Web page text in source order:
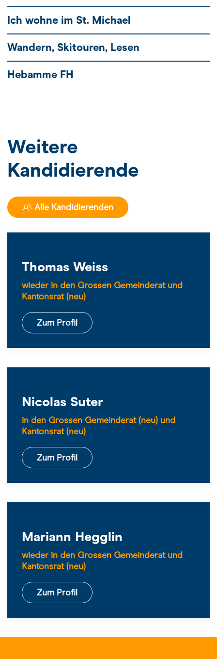
Ich wohne im St. Michael
Wandern, Skitouren, Lesen
Hebamme FH
Weitere
Kandidierende
Alle Kandidierenden
Thomas Weiss
wieder in den Grossen Gemeinderat und
Kantonsrat (neu)
Zum Profil
Nicolas Suter
in den Grossen Gemeinderat (neu) und
Kantonsrat (neu)
Zum Profil
Mariann Hegglin
wieder in den Grossen Gemeinderat und
Kantonsrat (neu)
Zum Profil